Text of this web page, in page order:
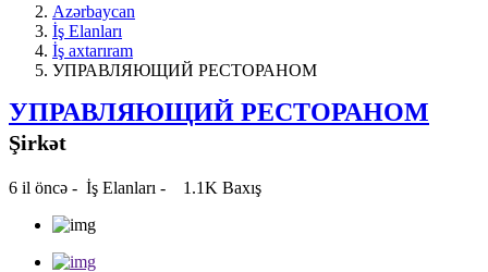
Azərbaycan
İş Elanları
İş axtarıram
УПРАВЛЯЮЩИЙ РЕСТОРАНОМ
УПРАВЛЯЮЩИЙ РЕСТОРАНОМ
Şirkət
6 il öncə - İş Elanları - 1.1K Baxış